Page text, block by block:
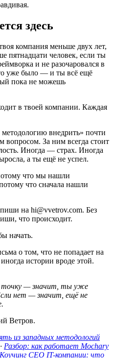
здесь
компания меньше двух лет,
пятнадцати человек, если ты
и не разочаровался в
уже было — и ты всё ещё
пока не можешь
в твоей компании. Каждая
внедрить» почти
вопросом. За ним всегда стоит
Иногда — страх. Иногда
а ты ещё не успел.
что мы нашли
что сначала нашли
на hi@vvetrov.com. Без
что происходит.
начать.
о том, что не попадает на
истории вроде этой.
точку — значит, ты уже
нет — значит, ещё не
Ветров.
из западных методологий
· Разбор: как работает Mochary
Коучинг CEO IT-компании: что